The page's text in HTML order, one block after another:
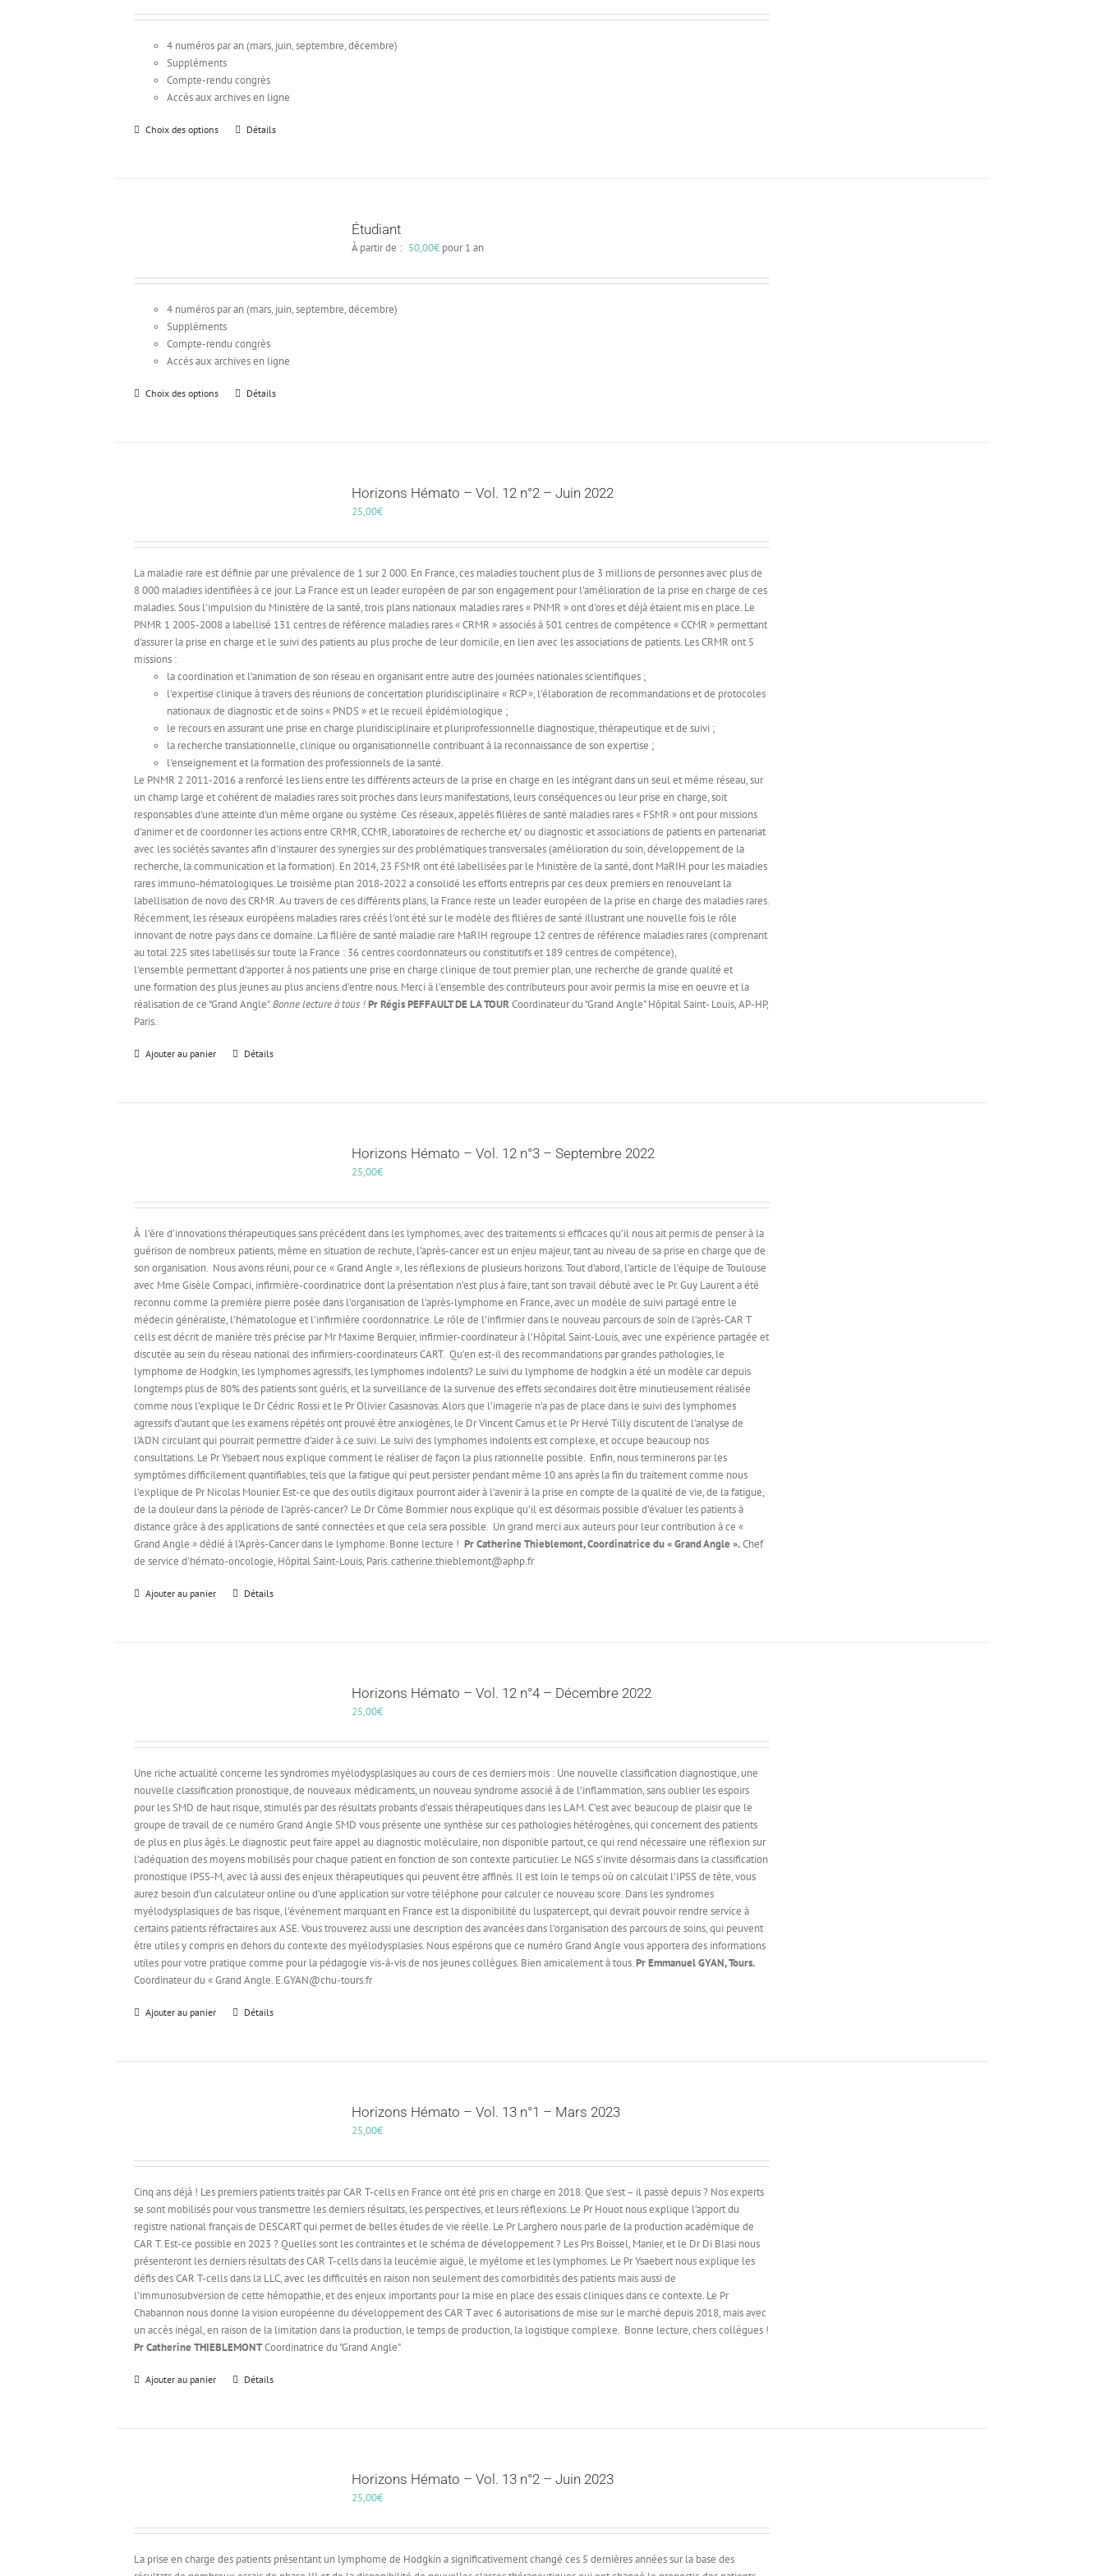
4 numéros par an (mars, juin, septembre, décembre)
Suppléments
Compte-rendu congrès
Accès aux archives en ligne
Choix des options
Ce
choisies
du
Détails
Étudiant
À partir de : 50,00€ pour 1 an
4 numéros par an (mars, juin, septembre, décembre)
Suppléments
Compte-rendu congrès
Accès aux archives en ligne
Choix des options
Ce
choisies
sur
la
page
du
Détails
Horizons Hémato – Vol. 12 n°2 – Juin 2022
25,00€
La maladie rare est définie par une prévalence de 1 sur 2 000. En France, ces maladies touchent plus de 3 millions de personnes avec plus de
8 000 maladies identifiées à ce jour. La France est un leader européen de par son engagement pour l'amélioration de la prise en charge de ces
maladies. Sous l'impulsion du Ministère de la santé, trois plans nationaux maladies rares « PNMR » ont d'ores et déjà étaient mis en place. Le
PNMR 1 2005-2008 a labellisé 131 centres de référence maladies rares « CRMR » associés à 501 centres de compétence « CCMR » permettant
d'assurer la prise en charge et le suivi des patients au plus proche de leur domicile, en lien avec les associations de patients. Les CRMR ont 5
missions :
la coordination et l'animation de son réseau en organisant entre autre des journées nationales scientifiques ;
l'expertise clinique à travers des réunions de concertation pluridisciplinaire « RCP », l'élaboration de recommandations et de protocoles
nationaux de diagnostic et de soins « PNDS » et le recueil épidémiologique ;
le recours en assurant une prise en charge pluridisciplinaire et pluriprofessionnelle diagnostique, thérapeutique et de suivi ;
la recherche translationnelle, clinique ou organisationnelle contribuant à la reconnaissance de son expertise ;
l'enseignement et la formation des professionnels de la santé.
Le PNMR 2 2011-2016 a renforcé les liens entre les différents acteurs de la prise en charge en les intégrant dans un seul et même réseau, sur
un champ large et cohérent de maladies rares soit proches dans leurs manifestations, leurs conséquences ou leur prise en charge, soit
responsables d'une atteinte d'un même organe ou système. Ces réseaux, appelés filières de santé maladies rares « FSMR » ont pour missions
d'animer et de coordonner les actions entre CRMR, CCMR, laboratoires de recherche et/ ou diagnostic et associations de patients en partenariat
avec les sociétés savantes afin d'instaurer des synergies sur des problématiques transversales (amélioration du soin, développement de la
recherche, la communication et la formation). En 2014, 23 FSMR ont été labellisées par le Ministère de la santé, dont MaRIH pour les maladies
rares immuno-hématologiques. Le troisième plan 2018-2022 a consolidé les efforts entrepris par ces deux premiers en renouvelant la
labellisation de novo des CRMR. Au travers de ces différents plans, la France reste un leader européen de la prise en charge des maladies rares.
Récemment, les réseaux européens maladies rares créés l'ont été sur le modèle des filières de santé illustrant une nouvelle fois le rôle
innovant de notre pays dans ce domaine. La filière de santé maladie rare MaRIH regroupe 12 centres de référence maladies rares (comprenant
au total 225 sites labellisés sur toute la France : 36 centres coordonnateurs ou constitutifs et 189 centres de compétence),
l'ensemble permettant d'apporter à nos patients une prise en charge clinique de tout premier plan, une recherche de grande qualité et
une formation des plus jeunes au plus anciens d'entre nous. Merci à l'ensemble des contributeurs pour avoir permis la mise en oeuvre et la
réalisation de ce "Grand Angle".Bonne lecture à tous !Pr Régis PEFFAULT DE LA TOURCoordinateur du "Grand Angle" Hôpital Saint- Louis, AP-HP,
Paris.
Ajouter au panier Détails
Horizons Hémato – Vol. 12 n°3 – Septembre 2022
25,00€
À l’ère d’innovations thérapeutiques sans précédent dans les lymphomes, avec des traitements si efficaces qu’il nous ait permis de penser à la
guérison de nombreux patients, même en situation de rechute, l’après-cancer est un enjeu majeur, tant au niveau de sa prise en charge que de
son organisation. Nous avons réuni, pour ce « Grand Angle », les réflexions de plusieurs horizons. Tout d’abord, l’article de l’équipe de Toulouse
avec Mme Gisèle Compaci, infirmière-coordinatrice dont la présentation n’est plus à faire, tant son travail débuté avec le Pr. Guy Laurent a été
reconnu comme la première pierre posée dans l’organisation de l’après-lymphome en France, avec un modèle de suivi partagé entre le
médecin généraliste, l’hématologue et l’infirmière coordonnatrice. Le rôle de l’infirmier dans le nouveau parcours de soin de l’après-CAR T
cells est décrit de manière très précise par Mr Maxime Berquier, infirmier-coordinateur à l’Hôpital Saint-Louis, avec une expérience partagée et
discutée au sein du réseau national des infirmiers-coordinateurs CART. Qu’en est-il des recommandations par grandes pathologies, le
lymphome de Hodgkin, les lymphomes agressifs, les lymphomes indolents? Le suivi du lymphome de hodgkin a été un modèle car depuis
longtemps plus de 80% des patients sont guéris, et la surveillance de la survenue des effets secondaires doit être minutieusement réalisée
comme nous l’explique le Dr Cédric Rossi et le Pr Olivier Casasnovas. Alors que l’imagerie n’a pas de place dans le suivi des lymphomes
agressifs d’autant que les examens répétés ont prouvé être anxiogènes, le Dr Vincent Camus et le Pr Hervé Tilly discutent de l’analyse de
l’ADN circulant qui pourrait permettre d’aider à ce suivi. Le suivi des lymphomes indolents est complexe, et occupe beaucoup nos
consultations. Le Pr Ysebaert nous explique comment le réaliser de façon la plus rationnelle possible. Enfin, nous terminerons par les
symptômes difficilement quantifiables, tels que la fatigue qui peut persister pendant même 10 ans après la fin du traitement comme nous
l’explique de Pr Nicolas Mounier. Est-ce que des outils digitaux pourront aider à l’avenir à la prise en compte de la qualité de vie, de la fatigue,
de la douleur dans la période de l’après-cancer? Le Dr Côme Bommier nous explique qu’il est désormais possible d’évaluer les patients à
distance grâce à des applications de santé connectées et que cela sera possible. Un grand merci aux auteurs pour leur contribution à ce «
Grand Angle » dédié à l’Après-Cancer dans le lymphome. Bonne lecture ! Pr Catherine Thieblemont, Coordinatrice du « Grand Angle ».Chef
de service d’hémato-oncologie, Hôpital Saint-Louis, Paris. catherine.thieblemont@aphp.fr
Ajouter au panier Détails
Horizons Hémato – Vol. 12 n°4 – Décembre 2022
25,00€
Une riche actualité concerne les syndromes myélodysplasiques au cours de ces derniers mois : Une nouvelle classification diagnostique, une
nouvelle classification pronostique, de nouveaux médicaments, un nouveau syndrome associé à de l’inflammation, sans oublier les espoirs
pour les SMD de haut risque, stimulés par des résultats probants d’essais thérapeutiques dans les LAM. C’est avec beaucoup de plaisir que le
groupe de travail de ce numéro Grand Angle SMD vous présente une synthèse sur ces pathologies hétérogènes, qui concernent des patients
de plus en plus âgés. Le diagnostic peut faire appel au diagnostic moléculaire, non disponible partout, ce qui rend nécessaire une réflexion sur
l’adéquation des moyens mobilisés pour chaque patient en fonction de son contexte particulier. Le NGS s’invite désormais dans la classification
pronostique IPSS-M, avec là aussi des enjeux thérapeutiques qui peuvent être affinés. Il est loin le temps où on calculait l’IPSS de tête, vous
aurez besoin d’un calculateur online ou d’une application sur votre téléphone pour calculer ce nouveau score. Dans les syndromes
myélodysplasiques de bas risque, l’événement marquant en France est la disponibilité du luspatercept, qui devrait pouvoir rendre service à
certains patients réfractaires aux ASE. Vous trouverez aussi une description des avancées dans l’organisation des parcours de soins, qui peuvent
être utiles y compris en dehors du contexte des myélodysplasies. Nous espérons que ce numéro Grand Angle vous apportera des informations
utiles pour votre pratique comme pour la pédagogie vis-à-vis de nos jeunes collègues. Bien amicalement à tous.Pr Emmanuel GYAN, Tours.
Coordinateur du « Grand Angle. E.GYAN@chu-tours.fr
Ajouter au panier Détails
Horizons Hémato – Vol. 13 n°1 – Mars 2023
25,00€
Cinq ans déjà ! Les premiers patients traités par CAR T-cells en France ont été pris en charge en 2018. Que s’est – il passé depuis ? Nos experts
se sont mobilisés pour vous transmettre les derniers résultats, les perspectives, et leurs réflexions. Le Pr Houot nous explique l’apport du
registre national français de DESCART qui permet de belles études de vie réelle. Le Pr Larghero nous parle de la production académique de
CAR T. Est-ce possible en 2023 ? Quelles sont les contraintes et le schéma de développement ? Les Prs Boissel, Manier, et le Dr Di Blasi nous
présenteront les derniers résultats des CAR T-cells dans la leucémie aiguë, le myélome et les lymphomes. Le Pr Ysaebert nous explique les
défis des CAR T-cells dans la LLC, avec les difficultés en raison non seulement des comorbidités des patients mais aussi de
l’immunosubversion de cette hémopathie, et des enjeux importants pour la mise en place des essais cliniques dans ce contexte. Le Pr
Chabannon nous donne la vision européenne du développement des CAR T avec 6 autorisations de mise sur le marché depuis 2018, mais avec
un accès inégal, en raison de la limitation dans la production, le temps de production, la logistique complexe. Bonne lecture, chers collègues !
Pr Catherine THIEBLEMONTCoordinatrice du "Grand Angle"
Ajouter au panier Détails
Horizons Hémato – Vol. 13 n°2 – Juin 2023
25,00€
La prise en charge des patients présentant un lymphome de Hodgkin a significativement changé ces 5 dernières années sur la base des